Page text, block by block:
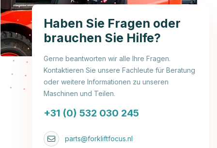
Haben Sie Fragen oder
brauchen Sie Hilfe?
Gerne beantworten wir alle Ihre Fragen.
Kontaktieren Sie unsere Fachleute für Beratung
oder weitere Informationen zu unseren
Maschinen und Teilen.
+31 (0) 532 030 245
parts@forkliftfocus.nl